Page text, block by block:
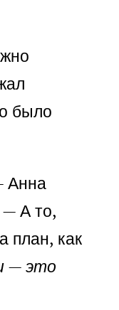
было
Анна
— А то,
план, как
— это